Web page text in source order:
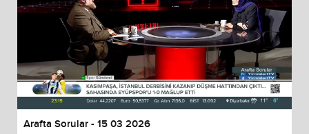
Arafta Sorular - 15 03 2026